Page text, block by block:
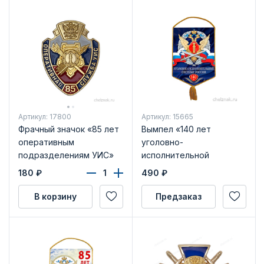
Артикул: 17800
Фрачный значок «85 лет
оперативным
подразделениям УИС»
180 ₽
В корзину
Артикул: 15665
Вымпел «140 лет
уголовно-
исполнительной
системе России»
490 ₽
Предзаказ